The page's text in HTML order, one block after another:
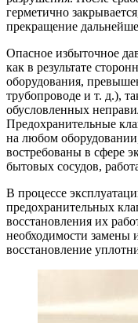
герметично
прекращение
Опасное избыточное
как в результате
оборудования,
трубопроводе и т. д.),
обусловленных
Предохранительные
на любом
востребованы в сфере
бытовых сосудов,
В процессе
предохранительных
восстановления их
необходимости замены
восстановление